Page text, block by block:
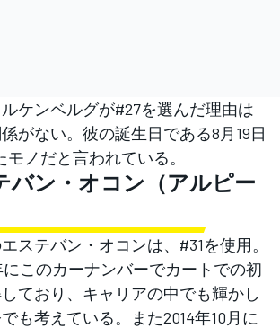
ケンベルグが#27を選んだ理由は
がない。彼の誕生日である8月19日
モノだと言われている。
バン・オコン（アルピー
ステバン・オコンは、#31を使用。
このカーナンバーでカートでの初
ており、キャリアの中でも輝かし
も考えている。また2014年10月に